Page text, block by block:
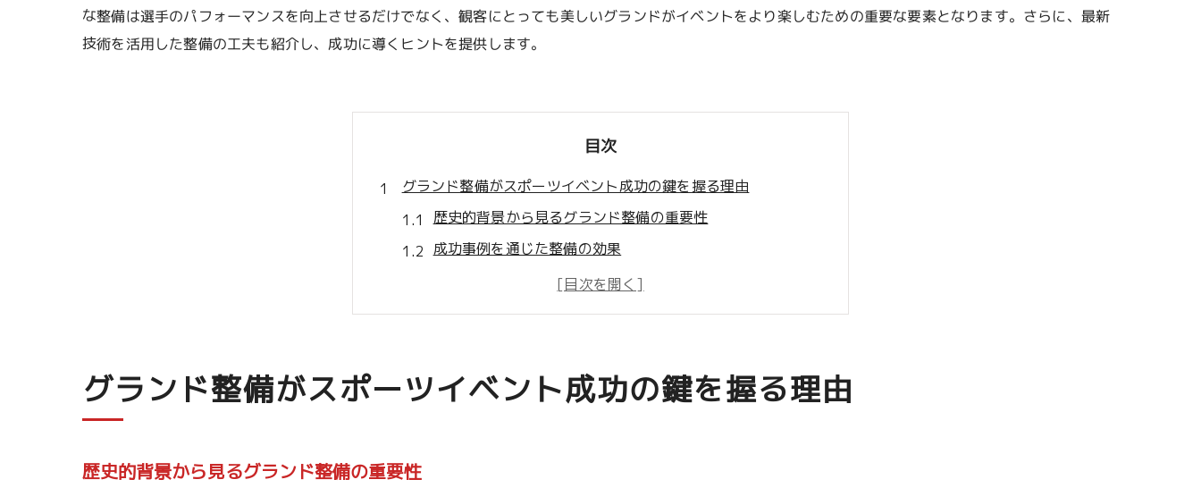
な整備は選手のパフォーマンスを向上させるだけでなく、観客にとっても美しいグランドがイベントをより楽しむための重要な要素となります。さらに、最新
技術を活用した整備の工夫も紹介し、成功に導くヒントを提供します。
目次
グランド整備がスポーツイベント成功の鍵を握る理由
歴史的背景から見るグランド整備の重要性
成功事例を通じた整備の効果
グランド整備がもたらす経済効果
整備不良がイベントに与えるリスク
長期的な視点からの整備の意義
選手のパフォーマンスを引き出すためのグランド整備のポイント
グランド整備がスポーツイベント成功の鍵を握る理由
歴史的背景から見るグランド整備の重要性